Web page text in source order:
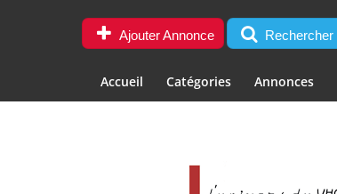
Ajouter Annonce Rechercher
Accueil Catégories Annonces